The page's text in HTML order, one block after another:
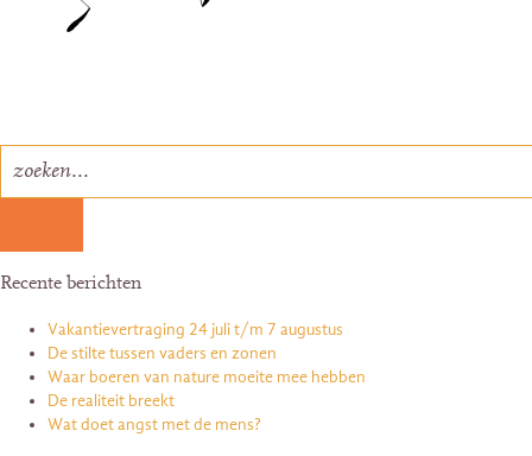
Recente berichten
Vakantievertraging 24 juli t/m 7 augustus
De stilte tussen vaders en zonen
Waar boeren van nature moeite mee hebben
De realiteit breekt
Wat doet angst met de mens?